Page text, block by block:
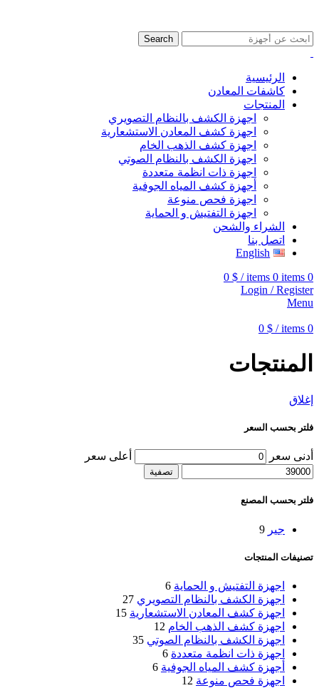
Search
الرئيسية
كاشفات المعادن
المنتجات
اجهزة الكشف بالنظام التصويري
اجهزة كشف المعادن الاستشعارية
اجهزة كشف الذهب الخام
اجهزة الكشف بالنظام الصوتي
اجهزة ذات انظمة متعددة
أجهزة كشف المياه الجوفية
اجهزة فحص منوعة
اجهزة التفتيش و الحماية
الشراء والشحن
اتصل بنا
English
0
items 0 items
/
0 $
Login / Register
Menu
0
items
/
0 $
المنتجات
إغلاق
فلتر بحسب السعر
أدنى سعر أعلى سعر
تصفية
فلتر بحسب المصنع
جير 9
تصنيفات المنتجات
اجهزة التفتيش و الحماية 6
اجهزة الكشف بالنظام التصويري 27
اجهزة كشف المعادن الاستشعارية 15
اجهزة كشف الذهب الخام 12
اجهزة الكشف بالنظام الصوتي 35
اجهزة ذات انظمة متعددة 6
أجهزة كشف المياه الجوفية 6
اجهزة فحص منوعة 12